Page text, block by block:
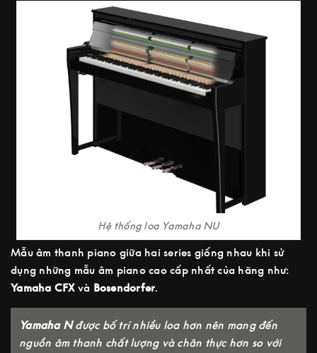
Hệ thống loa Yamaha NU
Mẫu âm thanh piano giữa hai series giống nhau khi sử
dụng những mẫu âm piano cao cấp nhất của hãng như:
Yamaha CFXvà Bosendorfer.
Yamaha Nđược bố trí nhiều loa hơn nên mang đến
nguồn âm thanh chất lượng và chân thực hơn so với